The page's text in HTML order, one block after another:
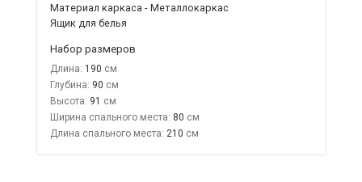
Материал каркаса - Металлокаркас
Ящик для белья
Набор размеров
Длина: 190
Глубина: 90
Высота: 91
Ширина спального места: 80
Длина спального места: 210